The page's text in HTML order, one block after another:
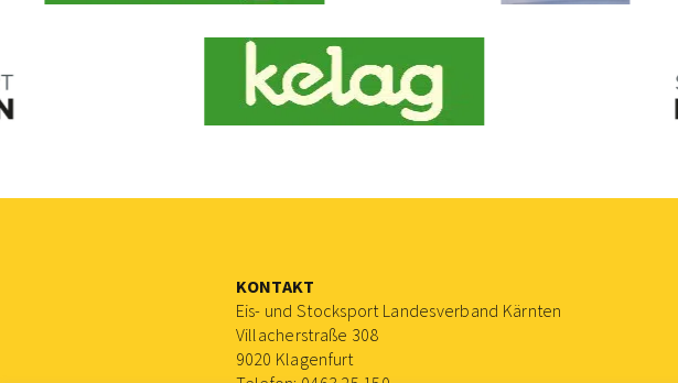
KONTAKT
Eis- und Stocksport Landesverband Kärnten
Villacherstraße 308
9020 Klagenfurt